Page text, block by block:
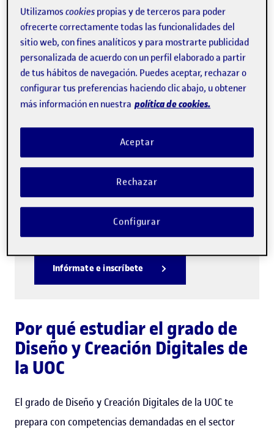
Más información
Sesiones informativas sobre
los programas de Ciencias
de la Información y de la
Comunicación
Del 14 de julio al 28 de septiembre.
Infórmate e inscríbete
Por qué estudiar el grado de
Diseño y Creación Digitales de
la UOC
El grado de Diseño y Creación Digitales de la UOC te
prepara con competencias demandadas en el sector
Utilizamoscookies propias y de terceros para poder
ofrecerte correctamente todas las funcionalidades del
sitio web, con fines analíticos y para mostrarte publicidad
personalizada de acuerdo con un perfil elaborado a partir
de tus hábitos de navegación. Puedes aceptar, rechazar o
configurar tus preferencias haciendo clic abajo, u obtener
más información en nuestra política de cookies.
Rechazar
Aceptar
Configurar